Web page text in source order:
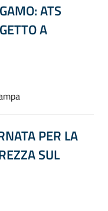
ATS
A
PER LA
SUL